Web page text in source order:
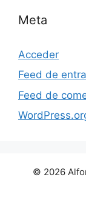
Meta
Acceder
Feed de
Feed de
© 2026